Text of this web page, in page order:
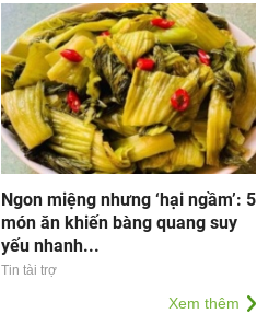
Ngon miệng nhưng ‘hại ngầm’: 5
món ăn khiến bàng quang suy
yếu nhanh...
Tin tài trợ
Xem thêm